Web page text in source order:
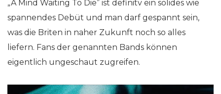
„A Mind Waiting To Die” ist definitv ein solides wie
spannendes Debüt und man darf gespannt sein,
was die Briten in naher Zukunft noch so alles
liefern. Fans der genannten Bands können
eigentlich ungeschaut zugreifen.